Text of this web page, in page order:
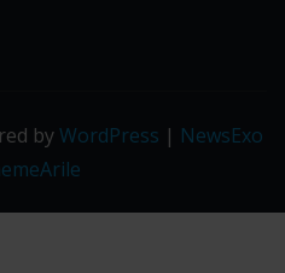
byWordPress | NewsExo